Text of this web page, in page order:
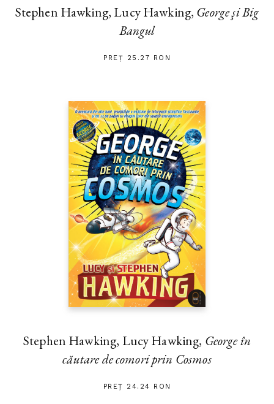
Stephen Hawking, Lucy Hawking, George şi Big
Bangul
PREȚ 25.27 RON
Stephen Hawking, Lucy Hawking, George în
căutare de comori prin Cosmos
PREȚ 24.24 RON